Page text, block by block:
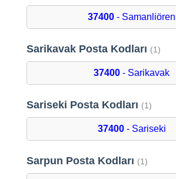
37400 - Samanliören
Sarikavak Posta Kodları (1)
37400 - Sarikavak
Sariseki Posta Kodları (1)
37400- Sariseki
Sarpun Posta Kodları (1)